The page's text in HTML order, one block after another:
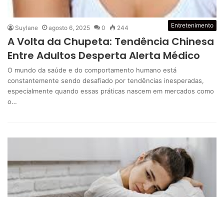
Entretenimento
Suylane agosto 6, 2025 0 244
A Volta da Chupeta: Tendência Chinesa
Entre Adultos Desperta Alerta Médico
O mundo da saúde e do comportamento humano está
constantemente sendo desafiado por tendências inesperadas,
especialmente quando essas práticas nascem em mercados como
o…